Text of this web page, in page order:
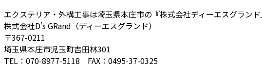
エクステリア・外構工事は埼玉県本庄市の『株式会社ディーエスグラン
株式会社D’s GRand（ディーエスグランド）
〒367-0211
埼玉県本庄市児玉町吉田林301
TEL：070-8977-5118 FAX：0495-37-0325